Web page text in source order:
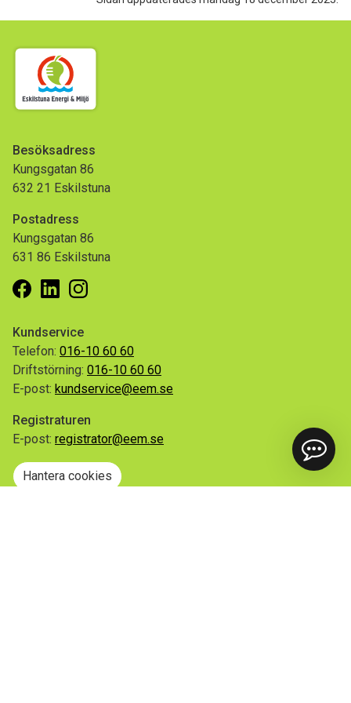
Besöksadress
Kungsgatan 86
632 21 Eskilstuna
Postadress
Kungsgatan 86
631 86 Eskilstuna
Facebook
LinkedinInstagram
Kundservice
Telefon: 016-10 60 60
Driftstörning: 016-10 60 60
E-post: kundservice@eem.se
Registraturen
E-post: registrator@eem.se
Hantera cookies